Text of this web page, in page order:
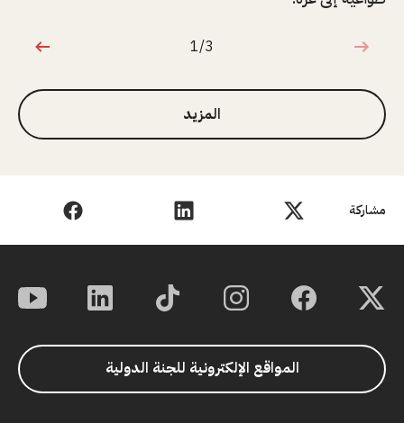
مشاركة
1 من 3
1/3
المزيد
المواقع الإلكترونية للجنة الدولية